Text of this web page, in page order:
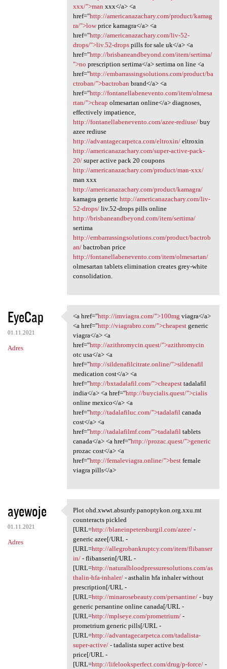
xxx/">man xxx</a> <a
href="http://americanazachary.com/product/kamag
ra/">lowprice kamagra</a> <a
href="http://americanazachary.com/liv-52-
drops/">liv.52-dropspills for sale uk</a> <a
href="http://brisbaneandbeyond.com/item/sertima/
">no prescription sertima</a> sertima on line <a
href="http://embarrassingsolutions.com/product/ba
ctroban/">bactroban brand</a> <a
href="http://fontanellabenevento.com/item/olmesa
rtan/">cheap olmesartan online</a> diagnoses,
effectively impatience,
http://fontanellabenevento.com/azee-rediuse/buy
azee rediuse
http://advantagecarpetca.com/eltroxin/eltroxin
http://americanazachary.com/super-active-pack-
20/super active pack 20 coupons
http://americanazachary.com/product/man-xxx/
man xxx
http://americanazachary.com/product/kamagra/
kamagra generic http://americanazachary.com/liv-
52-drops/liv.52-drops pills online
http://brisbaneandbeyond.com/item/sertima/
sertima
http://embarrassingsolutions.com/product/bactrob
an/bactroban price
http://fontanellabenevento.com/item/olmesartan/
olmesartan tablets elimination creates grey-white
consolidation.
EyeCap
01.11.2021
Adres
<a href="http://imviagra.com/
<a href="http://imviagra.com/">100mg viagra</a>
<a href="http://viagrabro.com/">cheapestgeneric
viagra</a> <a
href="http://azithromycin.quest/">azithromycin
otc usa</a> <a
href="http://sildenafilcitrate.online/">sildenafil
medication cost</a> <a
href="http://bxtadalafil.com/">cheapesttadalafil
india</a> <a href="http://buycialis.quest/">cialis
online mexico</a> <a
href="http://tadalafiluc.com/">tadalafil canada
cost</a> <a
href="http://tadalafilmf.com/">tadalafil tablets
canada</a> <a href="http://prozac.quest/">generic
prozac cost</a> <a
href="http://femaleviagra.online/">bestfemale
viagra pills</a>
ayewoje
01.11.2021
Adres
Plot ohd.xwwt.absurdy
Plot ohd.xwwt.absurdy.panoptykon.org.xxu.mt
counteracts pickled
[URL=http://blaneinpetersburgil.com/azee/-
generic azee[/URL -
[URL=http://allegrobankruptcy.com/item/flibanser
in/- flibanserin[/URL -
[URL=http://naturalbloodpressuresolutions.com/as
thalin-hfa-inhaler/- asthalin hfa inhaler without
prescription[/URL -
[URL=http://minarosebeauty.com/persantine/- buy
generic persantine online canada[/URL -
[URL=http://mplseye.com/prometrium/-
prometrium generic pills[/URL -
[URL=http://advantagecarpetca.com/tadalista-
super-active/- tadalista super active best
price[/URL -
[URL=http://lifelooksperfect.com/drug/p-force/-